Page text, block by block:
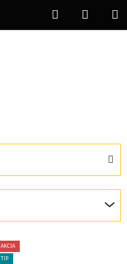
Hľadať
KOŠÍK
AKCIA
TIP